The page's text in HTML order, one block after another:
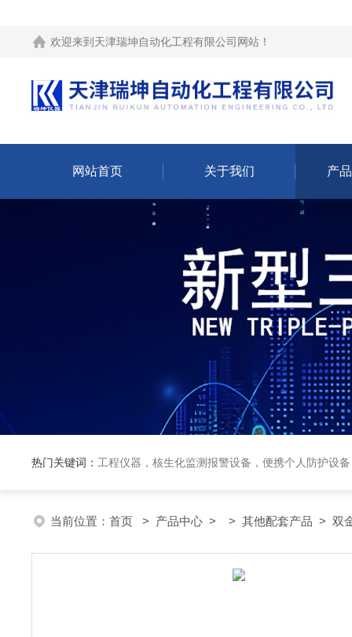
欢迎来到 天津瑞坤自动化工程有限公司网站 ！
网站首页 关于我们 产
热门关键词： 工程仪器，核生化监测报警设备，便携个人防护设
当前位置： 首页 > 产品中心 > > 其他配套产品 > 双